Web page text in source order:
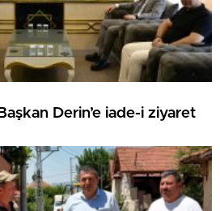
Derin’e iade-i ziyaret